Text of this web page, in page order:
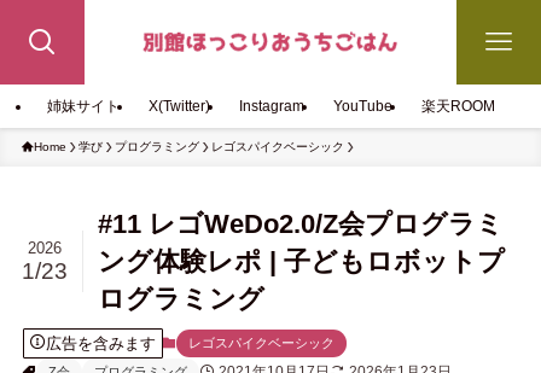
姉妹サイト X(Twitter) Instagram YouTube 楽天ROOM
Home 学び プログラミング レゴスパイクベーシック
#11 レゴWeDo2.0/Z会プログラミ
ング体験レポ | 子どもロボットプ
ログラミング
2026
1/23
広告を含みます
レゴスパイクベーシック